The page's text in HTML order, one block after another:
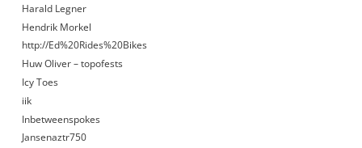
Harald Legner
Hendrik Morkel
http://Ed%20Rides%20Bikes
Huw Oliver – topofests
Icy Toes
iik
Inbetweenspokes
Jansenaztr750